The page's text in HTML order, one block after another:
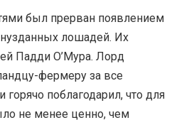
был прерван появлением
лошадей. Их
Падди О’Мура. Лорд
фермеру за все
горячо поблагодарил, что для
не менее ценно, чем